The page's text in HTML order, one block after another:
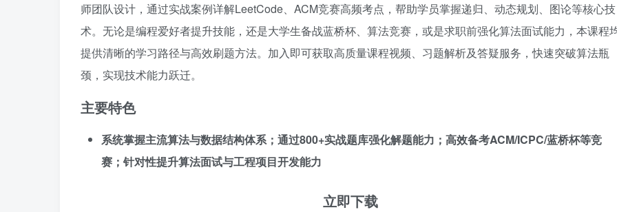
师团队设计，通过实战案例详解LeetCode、ACM竞赛高频考点，帮助学员掌握递归、动态规划、图论等核心技
术。无论是编程爱好者提升技能，还是大学生备战蓝桥杯、算法竞赛，或是求职前强化算法面试能力，本课程
提供清晰的学习路径与高效刷题方法。加入即可获取高质量课程视频、习题解析及答疑服务，快速突破算法瓶
颈，实现技术能力跃迁。
主要特色
系统掌握主流算法与数据结构体系；通过800+实战题库强化解题能力；高效备考ACM/ICPC/蓝桥杯等竞
赛；针对性提升算法面试与工程项目开发能力
立即下载